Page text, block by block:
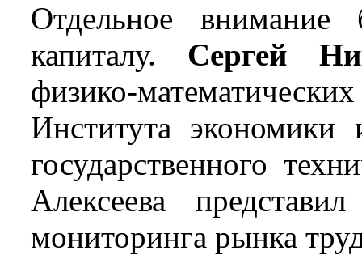
Отдельное внимание
капиталу. Сергей
физико-
Института экономики
государственного
Алексеева
мониторинга рынка